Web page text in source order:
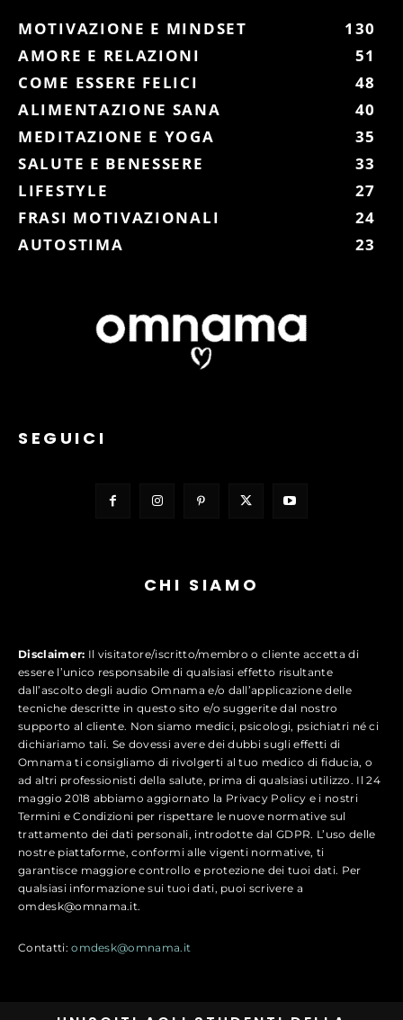
MOTIVAZIONE E MINDSET
130
AMORE E RELAZIONI
51
COME ESSERE FELICI
48
ALIMENTAZIONE SANA
40
MEDITAZIONE E YOGA
35
SALUTE E BENESSERE
33
LIFESTYLE
27
FRASI MOTIVAZIONALI
24
AUTOSTIMA
23
SEGUICI
CHI SIAMO
Disclaimer: Il visitatore/iscritto/membro o cliente accetta di
essere l’unico responsabile di qualsiasi effetto risultante
dall’ascolto degli audio Omnama e/o dall’applicazione delle
tecniche descritte in questo sito e/o suggerite dal nostro
supporto al cliente. Non siamo medici, psicologi, psichiatri né ci
dichiariamo tali. Se dovessi avere dei dubbi sugli effetti di
Omnama ti consigliamo di rivolgerti al tuo medico di fiducia, o
ad altri professionisti della salute, prima di qualsiasi utilizzo. Il 24
maggio 2018 abbiamo aggiornato la Privacy Policy e i nostri
Termini e Condizioni per rispettare le nuove normative sul
trattamento dei dati personali, introdotte dal GDPR. L’uso delle
nostre piattaforme, conformi alle vigenti normative, ti
garantisce maggiore controllo e protezione dei tuoi dati. Per
qualsiasi informazione sui tuoi dati, puoi scrivere a
omdesk@omnama.it.
Contatti:omdesk@omnama.it